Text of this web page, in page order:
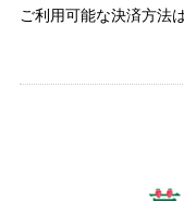
ご利用可能な決済方法